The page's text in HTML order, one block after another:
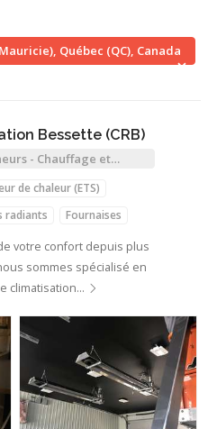
Québec (QC), Canada
Bessette (CRB)
- Chauffage et
de chaleur (ETS)
radiants
Fournaises
votre confort depuis plus
sommes spécialisé en
climatisation…